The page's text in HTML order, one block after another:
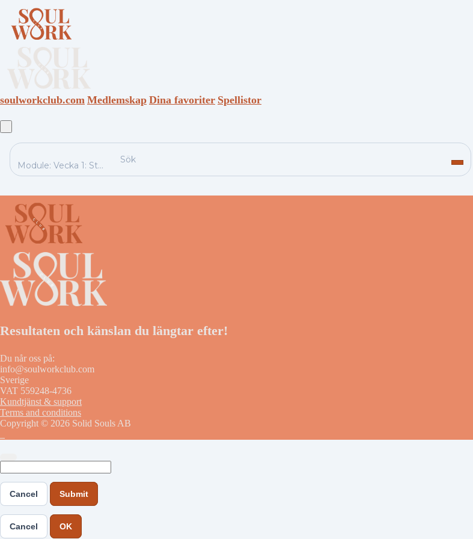
soulworkclub.com Medlemskap Dina favoriter Spellistor
Module: Vecka 1: St...
Sök
Resultaten och känslan du längtar efter!
Du når oss på:
info@soulworkclub.com
Sverige
VAT 559248-4736
Kundtjänst & support
Terms and conditions
Copyright © 2026 Solid Souls AB
Cancel Submit
Cancel OK